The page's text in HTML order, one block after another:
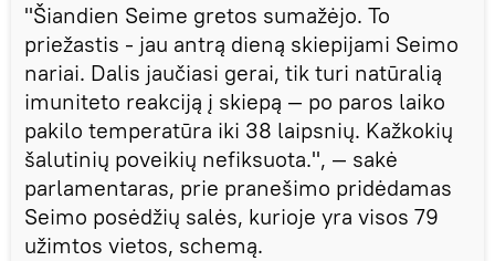
"Šiandien Seime gretos sumažėjo. To
priežastis - jau antrą dieną skiepijami Seimo
nariai. Dalis jaučiasi gerai, tik turi natūralią
imuniteto reakciją į skiepą — po paros laiko
pakilo temperatūra iki 38 laipsnių. Kažkokių
šalutinių poveikių nefiksuota.", — sakė
parlamentaras, prie pranešimo pridėdamas
Seimo posėdžių salės, kurioje yra visos 79
užimtos vietos, schemą.